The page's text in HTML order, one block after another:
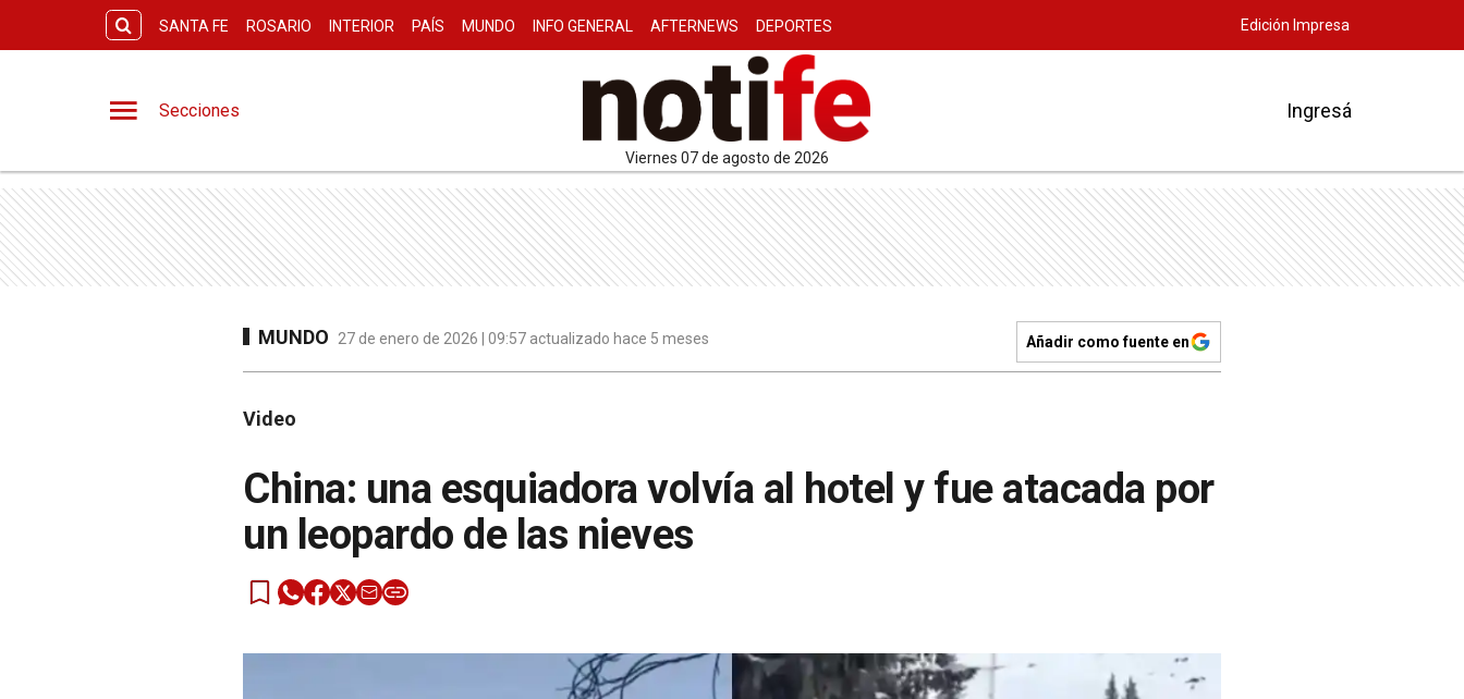
SANTA FE ROSARIO INTERIOR PAÍS MUNDO INFO GENERAL AFTERNEWS DEPORTES Edición Impresa
Secciones
viernes 07 de agosto de 2026
Ingresá
MUNDO 27 de enero de 2026 | 09:57 actualizado hace 5 meses Añadir como fuente en
Video
China: una esquiadora volvía al hotel y fue atacada por
un leopardo de las nieves